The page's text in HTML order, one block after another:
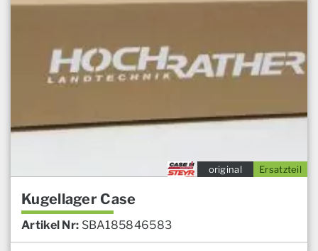
Ersatzteil
original
Kugellager Case
Artikel Nr: SBA185846583